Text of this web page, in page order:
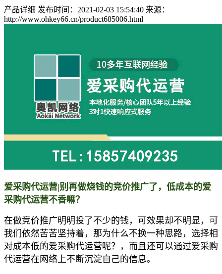
产品详细 发布时间：2021-02-03 15:54:40 来源：
http://www.ohkey66.cn/product685006.html
爱采购代运营|别再做烧钱的竞价推广了，低成本的爱
采购代运营不香嘛？
在做竞价推广明明投了不少的钱，可效果却不明显，可
我们依然苦苦坚持着，那为什么不换一种思路，选择相
对成本低的爱采购代运营呢？，而且还可以通过爱采购
代运营在网络上不断沉淀自己的信息。